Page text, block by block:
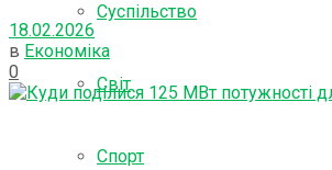
Суспільство
Світ
Спорт
18.02.2026
в Економіка
0